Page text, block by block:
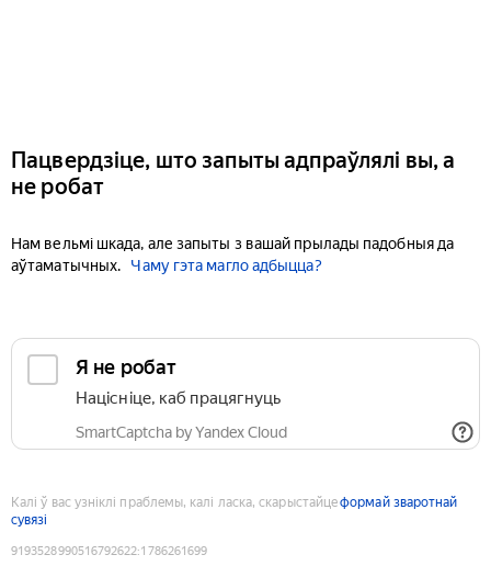
Пацвердзіце, што запыты адпраўлялі вы, а
не робат
Нам вельмі шкада, але запыты з вашай прылады падобныя да
аўтаматычных.
Чаму гэта магло адбыцца?
Я не робат
Націсніце, каб працягнуць
SmartCaptcha by Yandex Cloud
Калі ў вас узніклі праблемы, калі ласка, скарыстайцеформай зваротнай
сувязі
9193528990516792622:1786261699